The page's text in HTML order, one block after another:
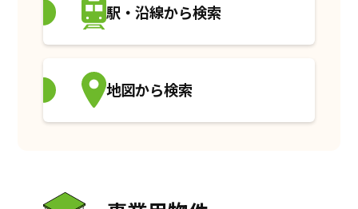
駅・沿線から検索
地図から検索